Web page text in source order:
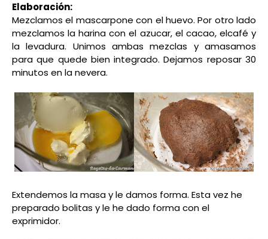
Elaboración:
Mezclamos el mascarpone con el huevo. Por otro lado
mezclamos la harina con el azucar, el cacao, elcafé y
la levadura. Unimos ambas mezclas y amasamos
para que quede bien integrado. Dejamos reposar 30
minutos en la nevera.
Extendemos la masa y le damos forma. Esta vez he
preparado bolitas y le he dado forma con el
exprimidor.